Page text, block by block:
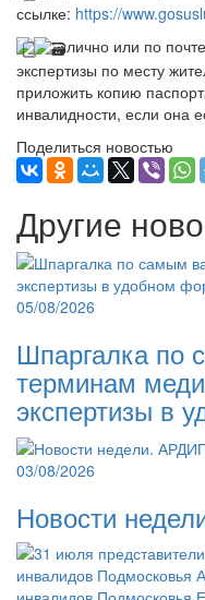
ссылке: https://
лично или по
экспертизы по месту
приложить копию
инвалидности, если она
Поделиться новостью
Другие
05/08/2026
Шпаргалка
терминам
экспертизы в
03/08/2026
Новости